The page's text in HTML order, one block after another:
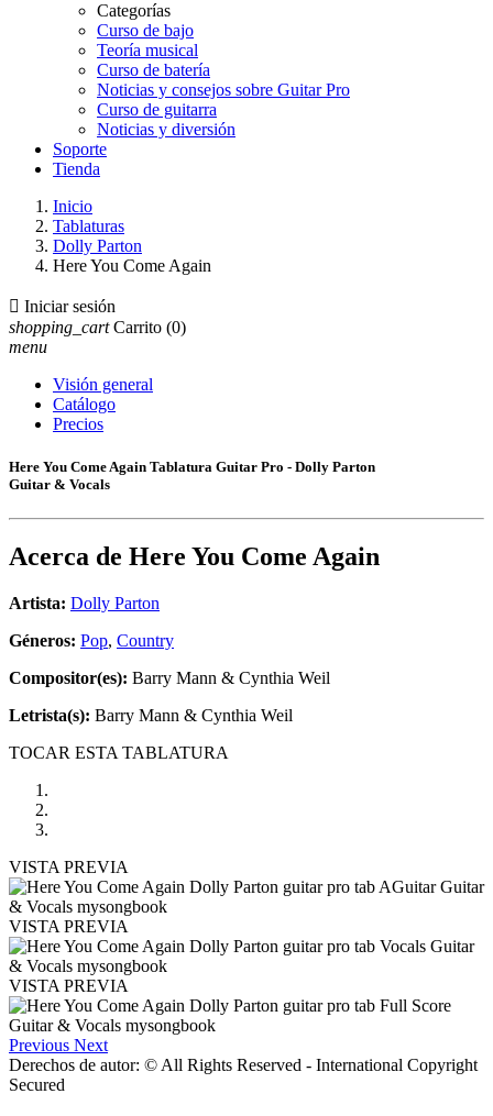
Categorías
Curso de bajo
Teoría musical
Curso de batería
Noticias y consejos sobre Guitar Pro
Curso de guitarra
Noticias y diversión
Soporte
Tienda
Inicio
Tablaturas
Dolly Parton
Here You Come Again
 Iniciar sesión
shopping_cart Carrito (0)
menu
Visión general
Catálogo
Precios
Here You Come Again Tablatura Guitar Pro - Dolly Parton
Guitar & Vocals
Acerca de Here You Come Again
Artista: Dolly Parton
Géneros: Pop, Country
Compositor(es): Barry Mann & Cynthia Weil
Letrista(s): Barry Mann & Cynthia Weil
TOCAR ESTA TABLATURA
VISTA PREVIA
VISTA PREVIA
VISTA PREVIA
Previous Next
Derechos de autor: © All Rights Reserved - International Copyright
Secured